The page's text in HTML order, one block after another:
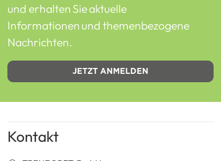
und erhalten Sie aktuelle
Informationen und themenbezogene
Nachrichten.
JETZT ANMELDEN
Kontakt